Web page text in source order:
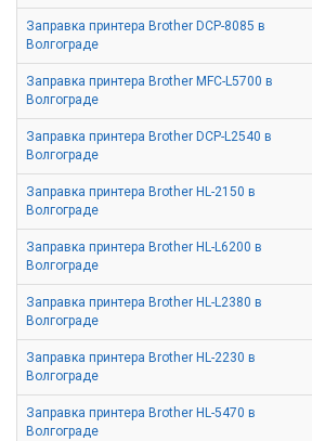
Заправка принтера Brother DCP-8085 в
Волгограде
Заправка принтера Brother MFC-L5700 в
Волгограде
Заправка принтера Brother DCP-L2540 в
Волгограде
Заправка принтера Brother HL-2150 в
Волгограде
Заправка принтера Brother HL-L6200 в
Волгограде
Заправка принтера Brother HL-L2380 в
Волгограде
Заправка принтера Brother HL-2230 в
Волгограде
Заправка принтера Brother HL-5470 в
Волгограде